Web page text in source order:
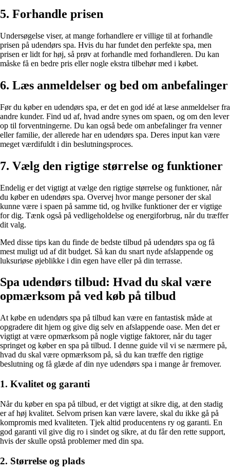
5. Forhandle prisen
Undersøgelse viser, at mange forhandlere er villige til at forhandle
prisen på udendørs spa. Hvis du har fundet den perfekte spa, men
prisen er lidt for høj, så prøv at forhandle med forhandleren. Du kan
måske få en bedre pris eller nogle ekstra tilbehør med i købet.
6. Læs anmeldelser og bed om anbefalinger
Før du køber en udendørs spa, er det en god idé at læse anmeldelser fra
andre kunder. Find ud af, hvad andre synes om spaen, og om den lever
op til forventningerne. Du kan også bede om anbefalinger fra venner
eller familie, der allerede har en udendørs spa. Deres input kan være
meget værdifuldt i din beslutningsproces.
7. Vælg den rigtige størrelse og funktioner
Endelig er det vigtigt at vælge den rigtige størrelse og funktioner, når
du køber en udendørs spa. Overvej hvor mange personer der skal
kunne være i spaen på samme tid, og hvilke funktioner der er vigtige
for dig. Tænk også på vedligeholdelse og energiforbrug, når du træffer
dit valg.
Med disse tips kan du finde de bedste tilbud på udendørs spa og få
mest muligt ud af dit budget. Så kan du snart nyde afslappende og
luksuriøse øjeblikke i din egen have eller på din terrasse.
Spa udendørs tilbud: Hvad du skal være
opmærksom på ved køb på tilbud
At købe en udendørs spa på tilbud kan være en fantastisk måde at
opgradere dit hjem og give dig selv en afslappende oase. Men det er
vigtigt at være opmærksom på nogle vigtige faktorer, når du tager
springet og køber en spa på tilbud. I denne guide vil vi se nærmere på,
hvad du skal være opmærksom på, så du kan træffe den rigtige
beslutning og få glæde af din nye udendørs spa i mange år fremover.
1. Kvalitet og garanti
Når du køber en spa på tilbud, er det vigtigt at sikre dig, at den stadig
er af høj kvalitet. Selvom prisen kan være lavere, skal du ikke gå på
kompromis med kvaliteten. Tjek altid producentens ry og garanti. En
god garanti vil give dig ro i sindet og sikre, at du får den rette support,
hvis der skulle opstå problemer med din spa.
2. Størrelse og plads